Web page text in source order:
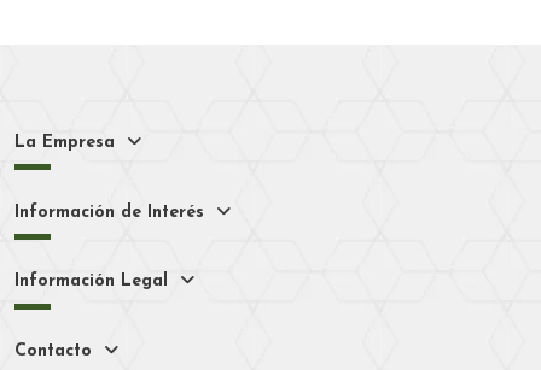
La Empresa
Información de Interés
Información Legal
Contacto